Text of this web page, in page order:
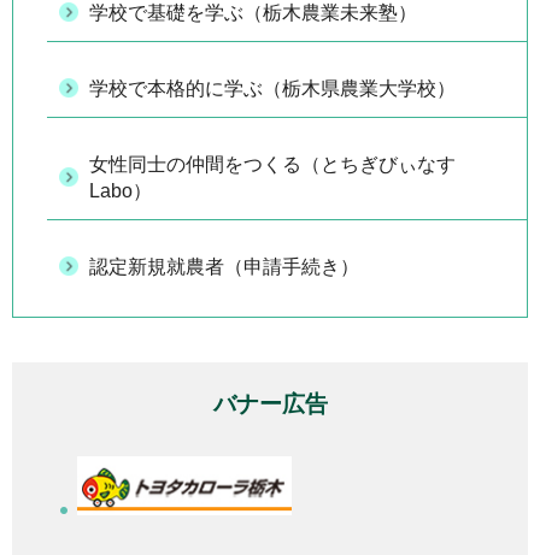
学校で基礎を学ぶ（栃木農業未来塾）
学校で本格的に学ぶ（栃木県農業大学校）
女性同士の仲間をつくる（とちぎびぃなす
Labo）
認定新規就農者（申請手続き）
バナー広告